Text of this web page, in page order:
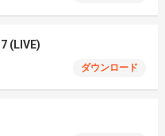
(LIVE)
ダウンロード